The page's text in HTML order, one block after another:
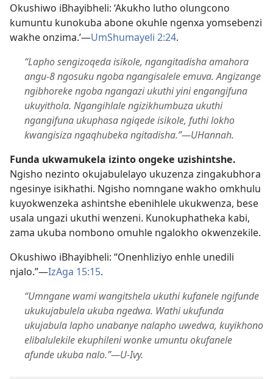
Okushiwo iBhayibheli: ‘Akukho lutho olungcono
kumuntu kunokuba abone okuhle ngenxa yomsebenzi
wakhe onzima.’​—UmShumayeli 2:24.
“Lapho sengizoqeda isikole, ngangitadisha amahora
angu-8 ngosuku ngoba ngangisalele emuva. Angizange
ngibhoreke ngoba ngangazi ukuthi yini engangifuna
ukuyithola. Ngangihlale ngizikhumbuza ukuthi
ngangifuna ukuphasa ngiqede isikole, futhi lokho
kwangisiza ngaqhubeka ngitadisha.”​—UHannah.
Funda ukwamukela izinto ongeke uzishintshe.
Ngisho nezinto okujabulelayo ukuzenza zingakubhora
ngesinye isikhathi. Ngisho nomngane wakho omkhulu
kuyokwenzeka ashintshe ebenihlele ukukwenza, bese
usala ungazi ukuthi wenzeni. Kunokuphatheka kabi,
zama ukuba nombono omuhle ngalokho okwenzekile.
Okushiwo iBhayibheli: “Onenhliziyo enhle unedili
njalo.”​—IzAga 15:15.
“Umngane wami wangitshela ukuthi kufanele ngifunde
ukukujabulela ukuba ngedwa. Wathi ukufunda
ukujabula lapho unabanye nalapho uwedwa, kuyikhono
elibalulekile ekuphileni wonke umuntu okufanele
afunde ukuba nalo.”​—U-Ivy.